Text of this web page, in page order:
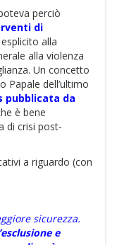
perciò
di
alla
alla violenza
Un concetto
Papale dell’ultimo
pubblicata da
è bene
di crisi post-
a riguardo (con
sicurezza.
e